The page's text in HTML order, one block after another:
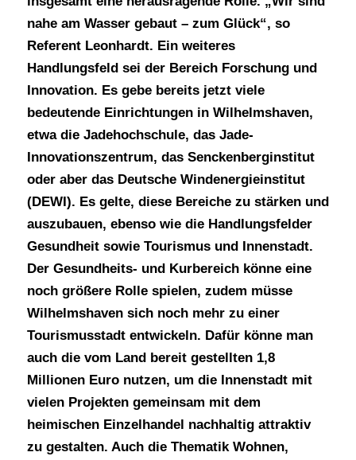
nahe am Wasser gebaut – zum Glück“, so
Referent Leonhardt. Ein weiteres
Handlungsfeld sei der Bereich Forschung und
Innovation. Es gebe bereits jetzt viele
bedeutende Einrichtungen in Wilhelmshaven,
etwa die Jadehochschule, das Jade-
Innovationszentrum, das Senckenberginstitut
oder aber das Deutsche Windenergieinstitut
(DEWI). Es gelte, diese Bereiche zu stärken und
auszubauen, ebenso wie die Handlungsfelder
Gesundheit sowie Tourismus und Innenstadt.
Der Gesundheits- und Kurbereich könne eine
noch größere Rolle spielen, zudem müsse
Wilhelmshaven sich noch mehr zu einer
Tourismusstadt entwickeln. Dafür könne man
auch die vom Land bereit gestellten 1,8
Millionen Euro nutzen, um die Innenstadt mit
vielen Projekten gemeinsam mit dem
heimischen Einzelhandel nachhaltig attraktiv
zu gestalten. Auch die Thematik Wohnen,